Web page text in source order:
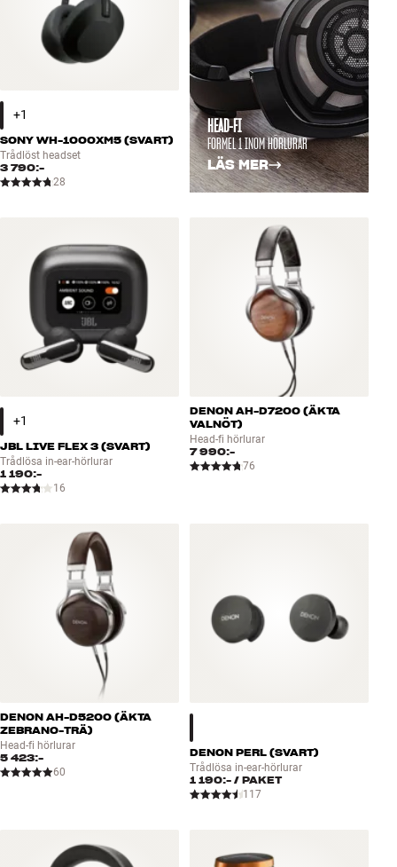
SONY WH-1000XM5 (SVART)
Trådlöst headset
3 790:-
28
HEAD-FI
FORMEL 1 INOM HÖRLURAR
LÄS MER
JBL LIVE FLEX 3 (SVART)
Trådlösa in-ear-hörlurar
1 190:-
16
DENON AH-D7200 (ÄKTA
VALNÖT)
Head-fi hörlurar
7 990:-
76
DENON AH-D5200 (ÄKTA
ZEBRANO-TRÄ)
Head-fi hörlurar
5 423:-
60
DENON PERL (SVART)
Trådlösa in-ear-hörlurar
1 190:- / PAKET
117